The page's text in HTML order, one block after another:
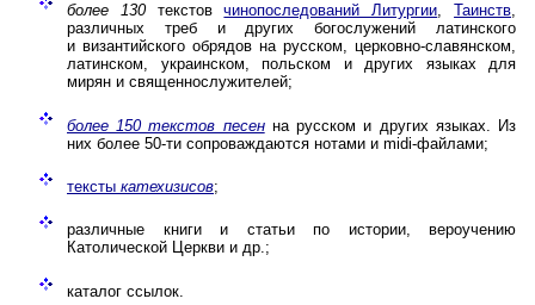
более 130текстовчинопоследований Литургии,Таинств,
различных треб и других богослужений латинского
и византийского обрядов на русском, церковно-славянском,
латинском, украинском, польском и других языках для
мирян и священнослужителей;
более 150 текстов песенна русском и других языках. Из
них более 50-ти сопроваждаются нотами и midi-файлами;
тексты катехизисов;
различные книги и статьи по истории, вероучению
Католической Церкви и др.;
каталог ссылок.